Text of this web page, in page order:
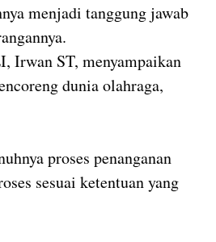
menjadi tanggung jawab
Irwan ST, menyampaikan
dunia olahraga,
proses penanganan
sesuai ketentuan yang